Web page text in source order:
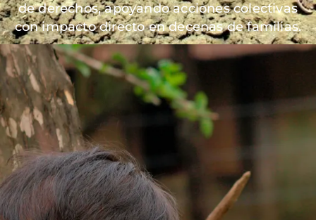
de derechos, apoyando acciones colectivas
con impacto directo en decenas de familias.